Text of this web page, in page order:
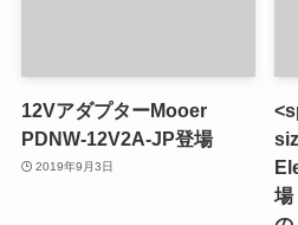
12VアダプターMooer
PDNW-12V2A-JP登場
2019年9月3日
場